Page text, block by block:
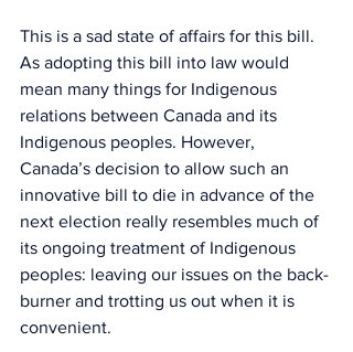
This is a sad state of affairs for this bill.
As adopting this bill into law would
mean many things for Indigenous
relations between Canada and its
Indigenous peoples. However,
Canada’s decision to allow such an
innovative bill to die in advance of the
next election really resembles much of
its ongoing treatment of Indigenous
peoples: leaving our issues on the back-
burner and trotting us out when it is
convenient.